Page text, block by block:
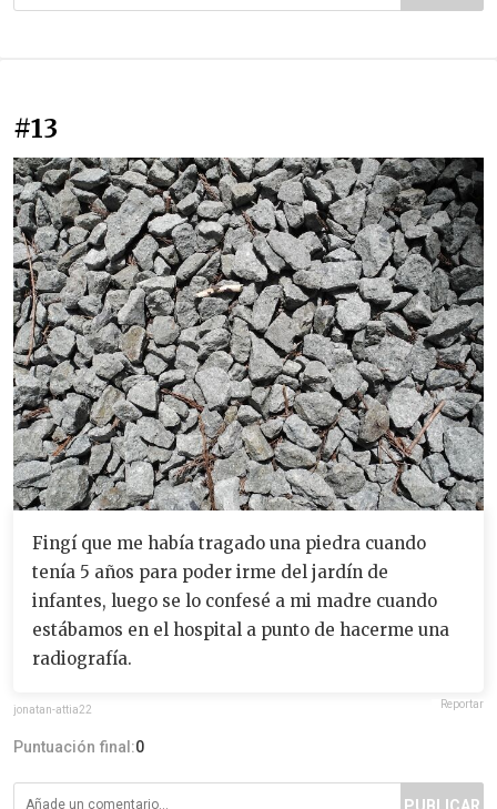
#13
Fingí que me había tragado una piedra cuando
tenía 5 años para poder irme del jardín de
infantes, luego se lo confesé a mi madre cuando
estábamos en el hospital a punto de hacerme una
radiografía.
jonatan-attia22 Reportar
Puntuación final:0